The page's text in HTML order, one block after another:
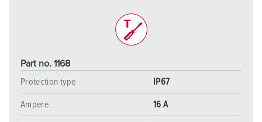
Part no. 1168
Protection type
IP67
Ampere 16 A